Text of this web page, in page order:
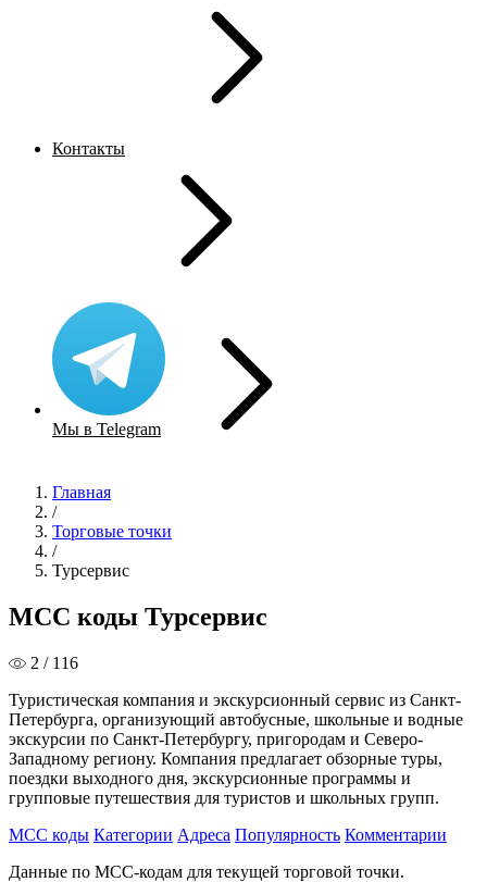
Контакты
Мы в Telegram
Главная
/
Торговые точки
/
Турсервис
MCC коды Турсервис
2 / 116
Туристическая компания и экскурсионный сервис из Санкт-
Петербурга, организующий автобусные, школьные и водные
экскурсии по Санкт-Петербургу, пригородам и Северо-
Западному региону. Компания предлагает обзорные туры,
поездки выходного дня, экскурсионные программы и
групповые путешествия для туристов и школьных групп.
MCC коды Категории Адреса Популярность Комментарии
Данные по MCC-кодам для текущей торговой точки.